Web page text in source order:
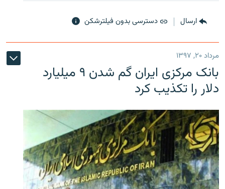
ارسال دسترسی بدون فیلترشکن
مرداد ۲۰, ۱۳۹۷
بانک مرکزی ایران گم شدن ۹ میلیارد
دلار را تکذیب کرد